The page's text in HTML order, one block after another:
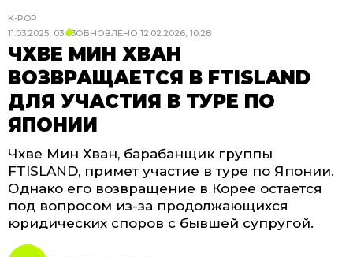
K-POP
11.03.2025, 03:03ОБНОВЛЕНО 12.02.2026, 10:28
ЧХВЕ МИН ХВАН
ВОЗВРАЩАЕТСЯ В FTISLAND
ДЛЯ УЧАСТИЯ В ТУРЕ ПО
ЯПОНИИ
Чхве Мин Хван, барабанщик группы
FTISLAND, примет участие в туре по Японии.
Однако его возвращение в Корее остается
под вопросом из-за продолжающихся
юридических споров с бывшей супругой.